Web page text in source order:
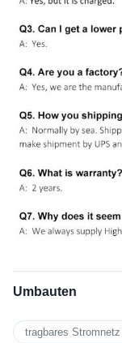
Umbauten
tragbares